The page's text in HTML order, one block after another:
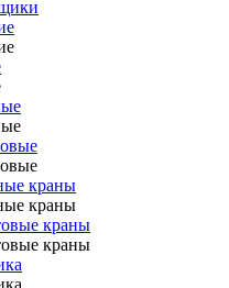
краны
краны
краны
краны